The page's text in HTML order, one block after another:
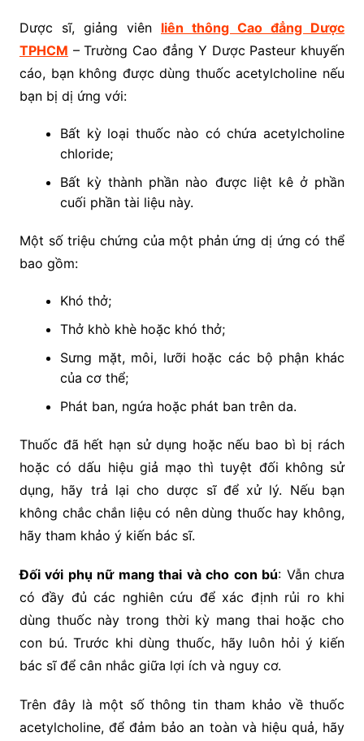
Dược sĩ, giảng viên liên thông Cao đẳng Dược
TPHCM – Trường Cao đẳng Y Dược Pasteur khuyến
cáo, bạn không được dùng thuốc acetylcholine nếu
bạn bị dị ứng với:
Bất kỳ loại thuốc nào có chứa acetylcholine
chloride;
Bất kỳ thành phần nào được liệt kê ở phần
cuối phần tài liệu này.
Một số triệu chứng của một phản ứng dị ứng có thể
bao gồm:
Khó thở;
Thở khò khè hoặc khó thở;
Sưng mặt, môi, lưỡi hoặc các bộ phận khác
của cơ thể;
Phát ban, ngứa hoặc phát ban trên da.
Thuốc đã hết hạn sử dụng hoặc nếu bao bì bị rách
hoặc có dấu hiệu giả mạo thì tuyệt đối không sử
dụng, hãy trả lại cho dược sĩ để xử lý. Nếu bạn
không chắc chắn liệu có nên dùng thuốc hay không,
hãy tham khảo ý kiến bác sĩ.
Đối với phụ nữ mang thai và cho con bú: Vẫn chưa
có đầy đủ các nghiên cứu để xác định rủi ro khi
dùng thuốc này trong thời kỳ mang thai hoặc cho
con bú. Trước khi dùng thuốc, hãy luôn hỏi ý kiến
bác sĩ để cân nhắc giữa lợi ích và nguy cơ.
Trên đây là một số thông tin tham khảo về thuốc
acetylcholine, để đảm bảo an toàn và hiệu quả, hãy